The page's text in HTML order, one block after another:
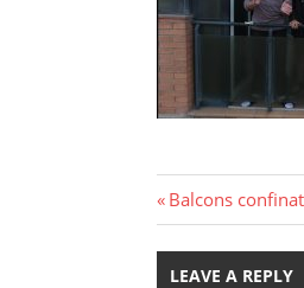
Previous
Post:
Balcons
LEAVE A REPLY